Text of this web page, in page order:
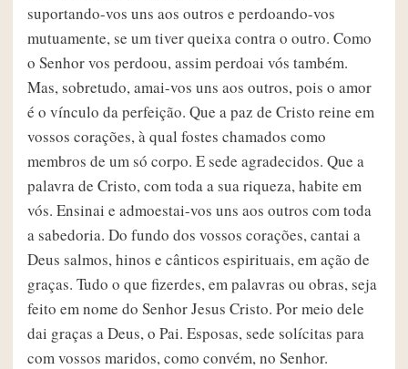
suportando-vos uns aos outros e perdoando-vos
mutuamente, se um tiver queixa contra o outro. Como
o Senhor vos perdoou, assim perdoai vós também.
Mas, sobretudo, amai-vos uns aos outros, pois o amor
é o vínculo da perfeição. Que a paz de Cristo reine em
vossos corações, à qual fostes chamados como
membros de um só corpo. E sede agradecidos. Que a
palavra de Cristo, com toda a sua riqueza, habite em
vós. Ensinai e admoestai-vos uns aos outros com toda
a sabedoria. Do fundo dos vossos corações, cantai a
Deus salmos, hinos e cânticos espirituais, em ação de
graças. Tudo o que fizerdes, em palavras ou obras, seja
feito em nome do Senhor Jesus Cristo. Por meio dele
dai graças a Deus, o Pai. Esposas, sede solícitas para
com vossos maridos, como convém, no Senhor.